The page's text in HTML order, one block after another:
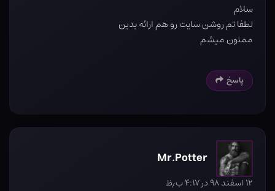
سلام
لطفا تم روشن سایت رو هم ارائه بدین
ممنون میشم
پاسخ
Mr.Potter
۱۲ اسفند ۹۸ در ۴:۱۷ ب٫ظ